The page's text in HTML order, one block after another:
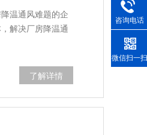
温通风难题的企
解决厂房降温通
了解详情
咨询电话
微信扫一扫